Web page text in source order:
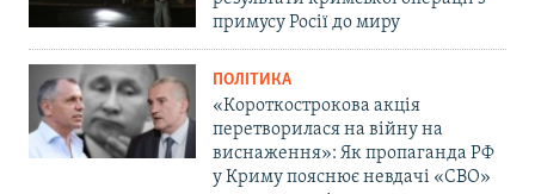
примусу Росії до миру
ПОЛІТИКА
«Короткострокова акція
перетворилася на війну на
виснаження»: Як пропаганда РФ
у Криму пояснює невдачі «СВО»